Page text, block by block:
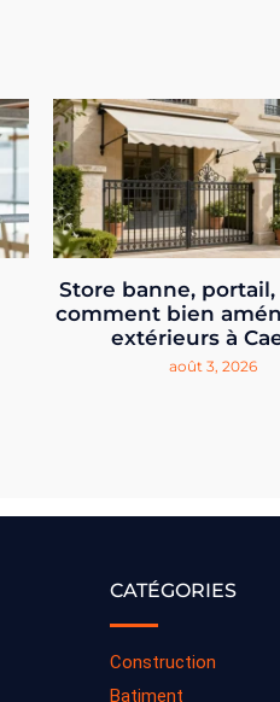
Store banne,
comment bien
extérieurs à
août 3, 2026
CATÉGORIES
Construction
Batiment